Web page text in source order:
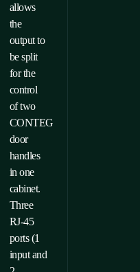
allows
the
output to
be split
for the
control
of two
CONTEG
door
handles
in one
cabinet.
Three
RJ-45
ports (1
input and